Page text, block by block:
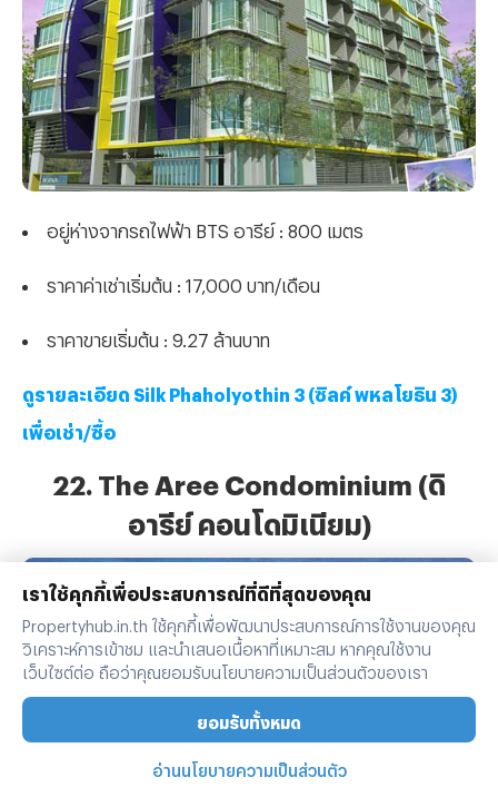
อยู่ห่างจากรถไฟฟ้า BTS อารีย์ : 800 เมตร
ราคาค่าเช่าเริ่มต้น : 17,000 บาท/เดือน
ราคาขายเริ่มต้น : 9.27 ล้านบาท
ดูรายละเอียด Silk Phaholyothin 3 (ซิลค์ พหลโยธิน 3)
เพื่อเช่า/ซื้อ
22. The Aree Condominium (ดิ
อารีย์ คอนโดมิเนียม)
เราใช้คุกกี้เพื่อประสบการณ์ที่ดีที่สุดของคุณ
Propertyhub.in.th ใช้คุกกี้เพื่อพัฒนาประสบการณ์การใช้งานของคุณ
วิเคราะห์การเข้าชม และนำเสนอเนื้อหาที่เหมาะสม หากคุณใช้งาน
เว็บไซต์ต่อ ถือว่าคุณยอมรับนโยบายความเป็นส่วนตัวของเรา
ยอมรับทั้งหมด
อ่านนโยบายความเป็นส่วนตัว